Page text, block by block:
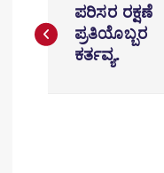
o
ಪರಿಸರ ರಕ್ಷಣೆ
ಪ್ರತಿಯೊಬ್ಬರ
ಕರ್ತವ್ಯ.